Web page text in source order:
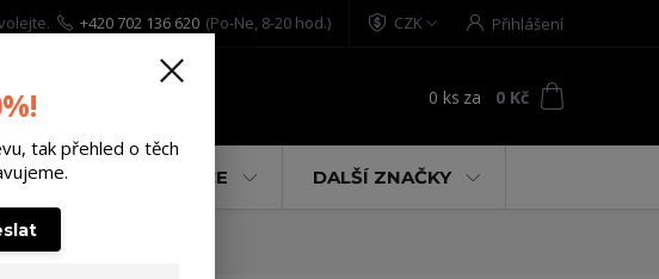
CZK Přihlášení
+420 702 136 620 (Po-Ne, 8-20 hod.)
0 ks za 0 Kč
% AKCE DALŠÍ ZNAČKY
tak přehled o těch